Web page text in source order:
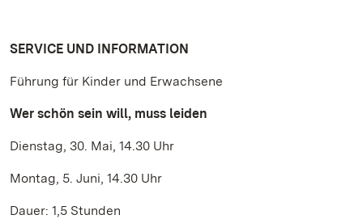
SERVICE UND INFORMATION
Führung für Kinder und Erwachsene
Wer schön sein will, muss leiden
Dienstag, 30. Mai, 14.30 Uhr
Montag, 5. Juni, 14.30 Uhr
Dauer: 1,5 Stunden